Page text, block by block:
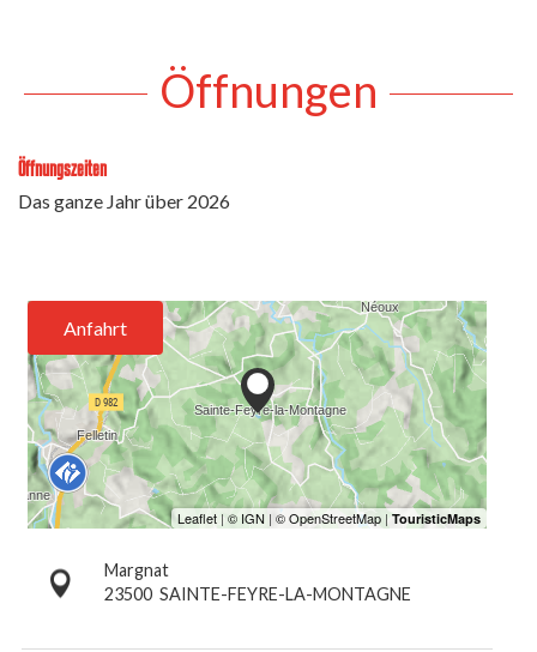
Öffnungen
Öffnungszeiten
Das ganze Jahr über 2026
Anfahrt
Margnat
23500 SAINTE-FEYRE-LA-MONTAGNE